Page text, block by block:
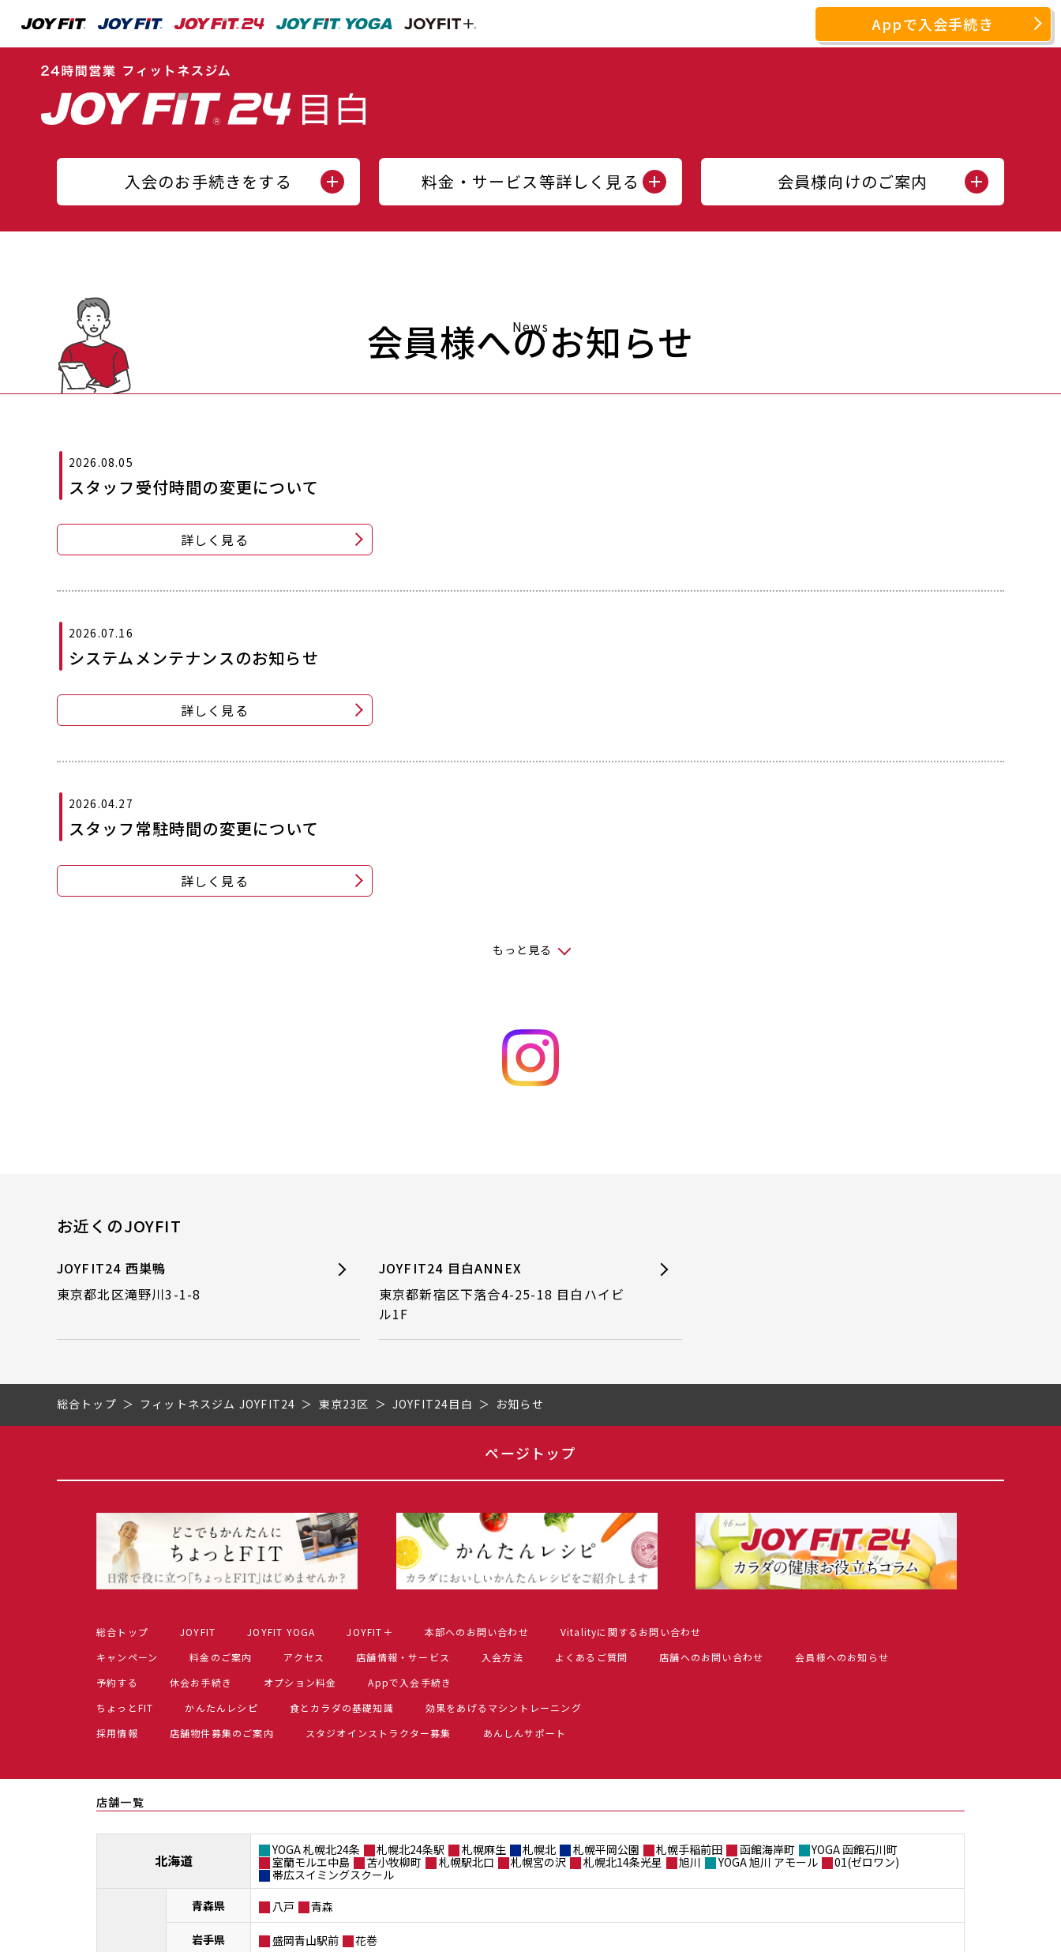
Appで入会手続き
入会のお手続きをする 料金・サービス等詳しく見る 会員様向けのご案内
News
会員様へのお知らせ
2026.08.05
スタッフ受付時間の変更について
詳しく見る
2026.07.16
システムメンテナンスのお知らせ
詳しく見る
2026.04.27
スタッフ常駐時間の変更について
詳しく見る
もっと見る
お近くのJOYFIT
JOYFIT24 西巣鴨
東京都北区滝野川3-1-8
JOYFIT24 目白ANNEX
東京都新宿区下落合4-25-18 目白ハイビ
ル1F
総合トップ フィットネスジム JOYFIT24 東京23区 JOYFIT24目白 お知らせ
ページトップ
総合トップ JOYFIT JOYFIT YOGA JOYFIT＋ 本部へのお問い合わせ
Vitalityに関するお問い合わせ
キャンペーン
料金のご案内 アクセス 店舗情報・サービス 入会方法 よくあるご質問 店舗へのお問い合わせ
会員様へのお知らせ
予約する
休会お手続き オプション料金
Appで入会手続き
ちょっとFIT
かんたんレシピ 食とカラダの基礎知識
効果をあげるマシントレーニング
採用情報
店舗物件募集のご案内 スタジオインストラクター募集 あんしんサポート
店舗一覧
北海道
YOGA 札幌北24条 札幌北24条駅 札幌麻生 札幌北 札幌平岡公園 札幌手稲前田 函館海岸町
YOGA 函館石川町
室蘭モルエ中島
苫小牧柳町 札幌駅北口 札幌宮の沢 札幌北14条光星 旭川 YOGA 旭川 アモール
01(ゼロワン)
帯広スイミングスクール
青森県 八戸 青森
岩手県 盛岡青山駅前 花巻